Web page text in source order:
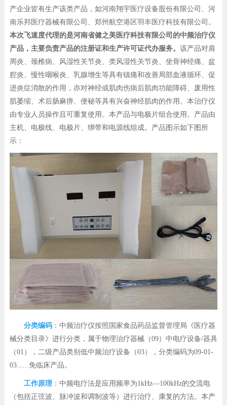
产企业皆有生产该类产品，如河南翔宇医疗设备股份有限公司、 河
南乐邦医疗器械有限公司、 郑州航空港区羽丰医疗科技有限公司 。
本次飞速度代理的是河南省健之美医疗科技有限公司的中频治疗仪
产品，主要负责产品的注册证和生产许可证代办服务。 该产品对肩
周炎、颈椎病、风湿性关节炎、类风湿性关节炎、坐骨神经痛、盆
腔炎、慢性咽喉炎、乳腺增生等具有镇痛和改善局部血液循环、促
进炎症消散的作用，亦对神经或肌肉伤病后肌肉功能障碍、废用性
肌萎缩、术后肠麻痹、便秘等具有兴奋神经肌肉的作用。本治疗仪
由专业人员操作且可重复使用。本产品与电极片组合使用。产品由
主机、电极线、电极片、绑带和电源线组成。产品图示如下图所
示：
分类编码：中频治疗仪按照国家食品药品监督管理局《医疗器
械分类目录》进行分类，属于物理治疗器械（09）中电疗设备/器具
（01），二级产品类别低中频治疗设备（03），分类编码为09-01-
03......免临床产品。
工作原理：中频电疗法是应用频率为1kHz—100kHz的交流电
（包括正弦波、脉冲波和调制波等）进行治疗、康复的方法。本产